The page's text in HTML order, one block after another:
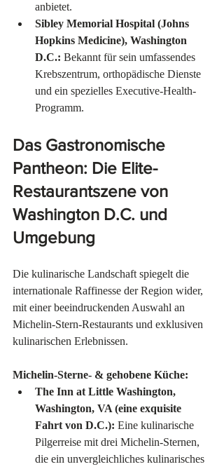
anbietet.
Sibley Memorial Hospital (Johns
Hopkins Medicine), Washington
D.C.: Bekannt für sein umfassendes
Krebszentrum, orthopädische Dienste
und ein spezielles Executive-Health-
Programm.
Das Gastronomische
Pantheon: Die Elite-
Restaurantszene von
Washington D.C. und
Umgebung
Die kulinarische Landschaft spiegelt die
internationale Raffinesse der Region wider,
mit einer beeindruckenden Auswahl an
Michelin-Stern-Restaurants und exklusiven
kulinarischen Erlebnissen.
Michelin-Sterne- & gehobene Küche:
The Inn at Little Washington,
Washington, VA (eine exquisite
Fahrt von D.C.): Eine kulinarische
Pilgerreise mit drei Michelin-Sternen,
die ein unvergleichliches kulinarisches